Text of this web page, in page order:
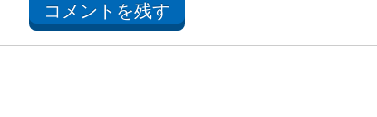
コメントを残す